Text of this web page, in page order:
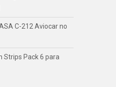
C-212 Aviocar no
Strips Pack 6 para